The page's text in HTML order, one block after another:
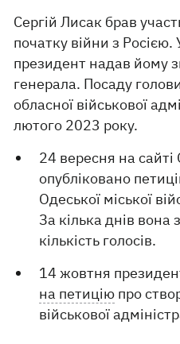
Сергій Лисак брав
початку війни з
президент надав йому
генерала. Посаду
обласної військової
лютого 2023 року.
24 вересня на
опубліковано
Одеської міської
За кілька днів вона
кількість голосів.
14 жовтня
на петицію про
військової